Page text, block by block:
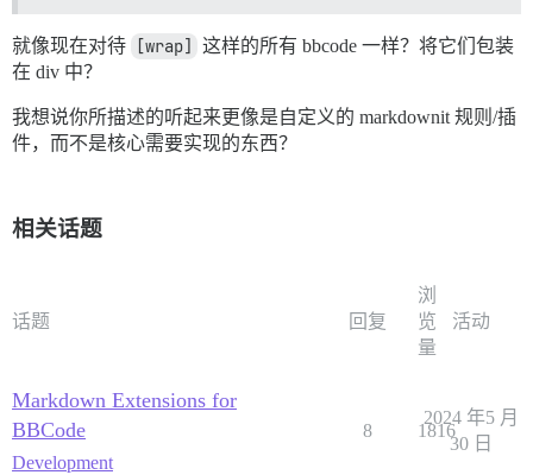
就像现在对待 [wrap]
这样的所有 bbcode 一样？将它们包装
在 div 中？
我想说你所描述的听起来更像是自定义的 markdownit 规则/插
件，而不是核心需要实现的东西？
相关话题
话题 回复
浏
览
量
活动
Markdown Extensions for
BBCode
Development
8 1816
2024 年5 月
30 日